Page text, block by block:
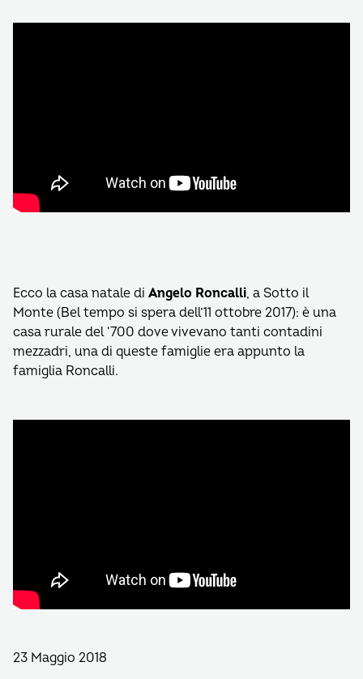
Ecco la casa natale di Angelo Roncalli, a Sotto il
Monte (Bel tempo si spera dell’11 ottobre 2017): è una
casa rurale del ‘700 dove vivevano tanti contadini
mezzadri, una di queste famiglie era appunto la
famiglia Roncalli.
23 Maggio 2018